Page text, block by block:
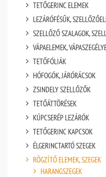
TETŐGERINC ELEMEK
LEZÁRÓFÉSŰK,
SZELLŐZŐ SZALAGOK,
VÁPAELEMEK,
TETŐFÓLIÁK
HÓFOGÓK, JÁRÓRÁCSOK
ZSINDELY SZELLŐZŐK
TETŐÁTTÖRÉSEK
KÚPCSERÉP LEZÁRÓK
TETŐGERINC KAPCSOK
ÉLGERINCTARTÓ SZEGEK
RÖGZÍTŐ ELEMEK, SZEGEK
HARANGSZEGEK